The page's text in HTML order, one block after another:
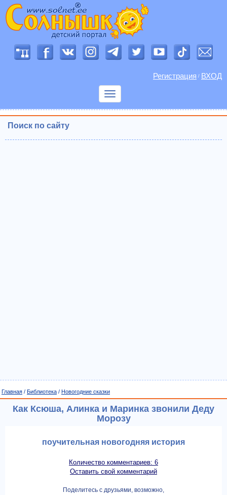
Регистрация / ВХОД
Показать
Поиск по сайту
Главная / Библиотека / Новогодние сказки
Как Ксюша, Алинка и Маринка звонили Деду
Морозу
поучительная новогодняя история
Количество комментариев: 6
Оставить свой комментарий
Поделитесь с друзьями, возможно,